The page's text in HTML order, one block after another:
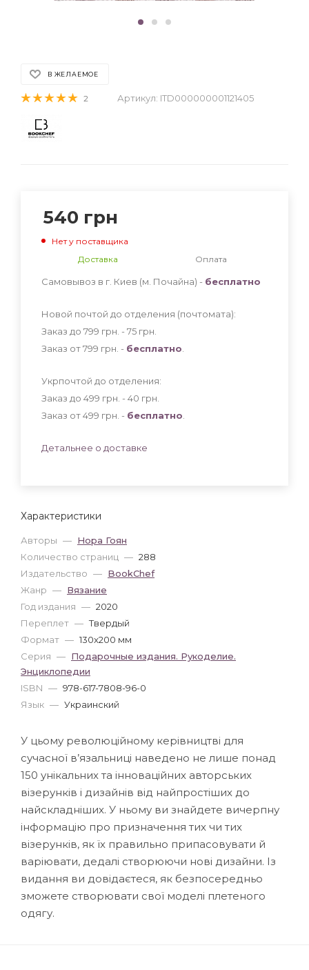
В ЖЕЛАЕМОЕ
2 Артикул: ITD000000001121405
Характеристики
Авторы — Нора Гоян
Количество страниц — 288
Издательство — BookChef
Жанр — Вязание
Год издания — 2020
Переплет — Твердый
Формат — 130x200 мм
Серия — Подарочные издания. Рукоделие.
Энциклопедии
ISBN — 978-617-7808-96-0
Язык — Украинский
540 грн
Нет у поставщика
Доставка
Оплата
Самовывоз в г. Киев (м. Почайна) - бесплатно
Новой почтой до отделения (почтомата):
Заказ до 799 грн. - 75 грн
Заказ от 799 грн. - бесплатно
Укрпочтой до отделения:
Заказ до 499 грн. - 40 грн
Заказ от 499 грн. - бесплатно
Детальнее о доставке
У цьому революційному керівництві для
сучасної в’язальниці наведено не лише понад
150 унікальних та інноваційних авторських
візерунків і дизайнів від найпростіших до
найскладніших. У ньому ви знайдете вичерпну
інформацію про призначення тих чи тих
візерунків, як їх правильно припасовувати й
варіювати, дедалі створюючи нові дизайни. Із
видання ви довідаєтеся, як безпосередньо
зможете створювати свої моделі плетеного
одягу.